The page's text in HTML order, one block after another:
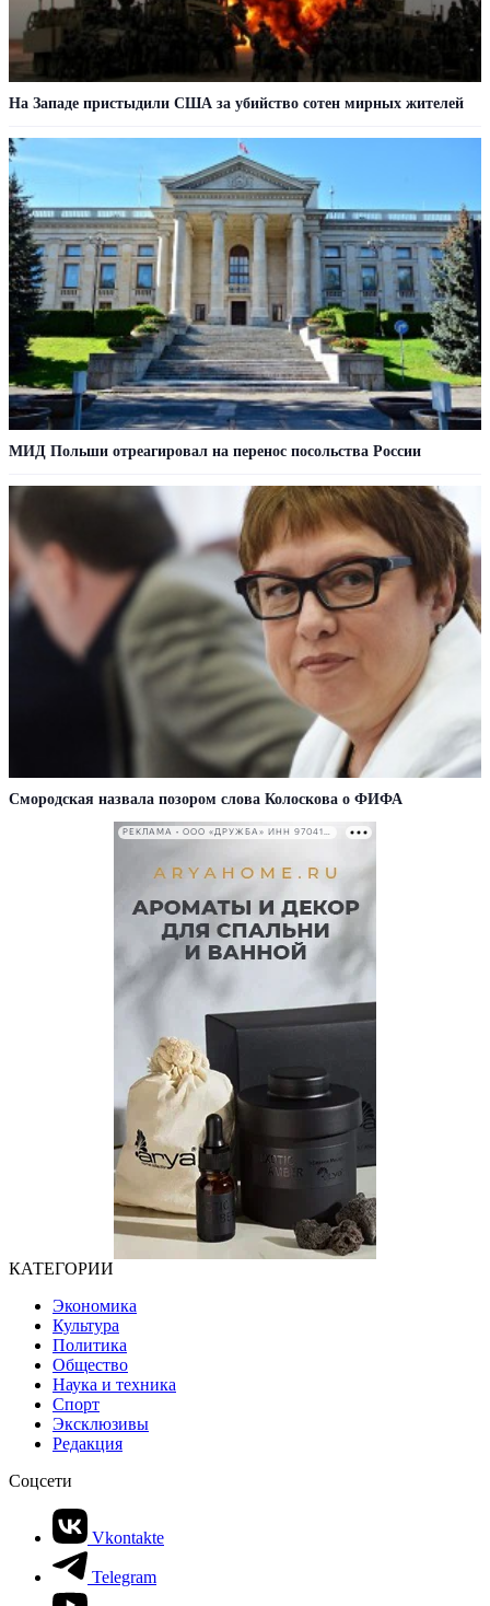
На Западе пристыдили США за убийство сотен мирных жителей
МИД Польши отреагировал на перенос посольства России
Смородская назвала позором слова Колоскова о ФИФА
РЕКЛАМА • ООО «ДРУЖБА» ИНН 9704146411
КАТЕГОРИИ
Экономика
Культура
Политика
Общество
Наука и техника
Спорт
Эксклюзивы
Редакция
Соцсети
Vkontakte
Telegram